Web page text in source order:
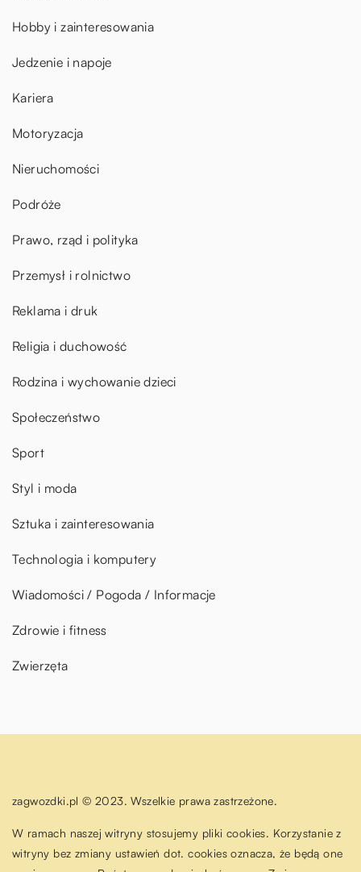
Hobby i zainteresowania
Jedzenie i napoje
Kariera
Motoryzacja
Nieruchomości
Podróże
Prawo, rząd i polityka
Przemysł i rolnictwo
Reklama i druk
Religia i duchowość
Rodzina i wychowanie dzieci
Społeczeństwo
Sport
Styl i moda
Sztuka i zainteresowania
Technologia i komputery
Wiadomości / Pogoda / Informacje
Zdrowie i fitness
Zwierzęta
zagwozdki.pl © 2023. Wszelkie prawa zastrzeżone.
W ramach naszej witryny stosujemy pliki cookies. Korzystanie z
witryny bez zmiany ustawień dot. cookies oznacza, że będą one